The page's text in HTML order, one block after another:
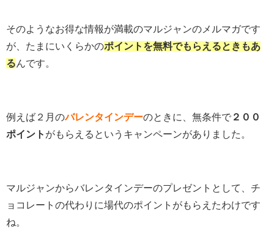
そのようなお得な情報が満載のマルジャンのメルマガです
が、たまにいくらかのポイントを無料でもらえるときもあ
るんです。
例えば２月のバレンタインデーのときに、無条件で ２００
ポイント がもらえるというキャンペーンがありました。
マルジャンからバレンタインデーのプレゼントとして、チ
ョコレートの代わりに場代のポイントがもらえたわけです
ね。